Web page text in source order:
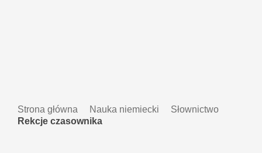
Strona główna Nauka niemiecki
Słownictwo
Rekcje czasownika